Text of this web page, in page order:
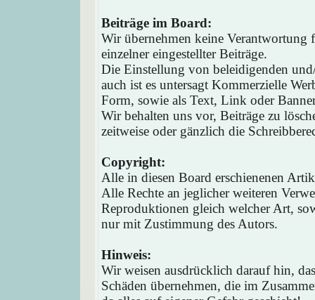
Beiträge im Board:
Wir übernehmen keine
einzelner eingestellter Beiträge.
Die Einstellung von beleidigenden
auch ist es untersagt Kommerzielle
Form, sowie als Text, Link oder
Wir behalten uns vor, Beiträge zu
zeitweise oder gänzlich die
Copyright:
Alle in diesen Board erschienenen
Alle Rechte an jeglicher weiteren
Reproduktionen gleich welcher Art,
nur mit Zustimmung des Autors.
Hinweis:
Wir weisen ausdrücklich darauf hin,
Schäden übernehmen, die im